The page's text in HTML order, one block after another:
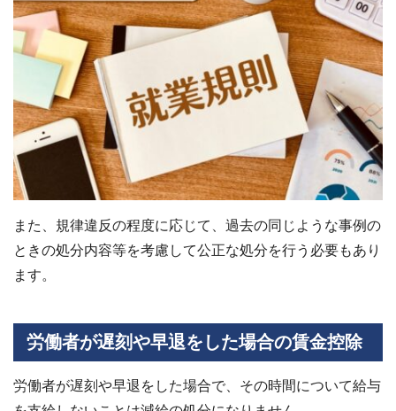
また、規律違反の程度に応じて、過去の同じような事例の
ときの処分内容等を考慮して公正な処分を行う必要もあり
ます。
労働者が遅刻や早退をした場合の賃金控除
労働者が遅刻や早退をした場合で、その時間について給与